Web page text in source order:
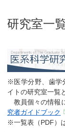
研究室一
※医学分野、歯学
イトの研究室一覧
教員個々の情報
究者ガイドブック
※一覧表（PDF）